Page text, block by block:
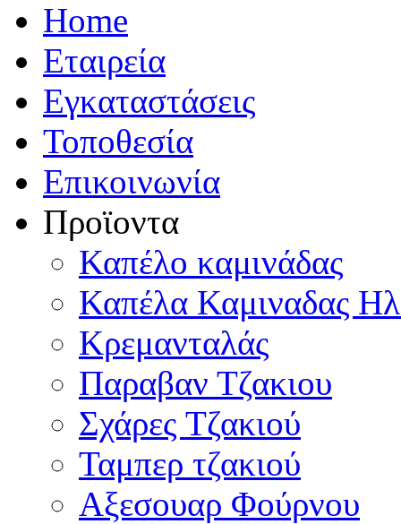
Home
Εταιρεία
Εγκαταστάσεις
Τοποθεσία
Eπικοινωνία
Προϊοντα
Καπέλo καμινάδας
Καπέλα Καμιναδας
Κρεμανταλάς
Παραβαν Τζακιου
Σχάρες Tζακιού
Ταμπερ τζακιού
Αξεσουαρ Φούρνου